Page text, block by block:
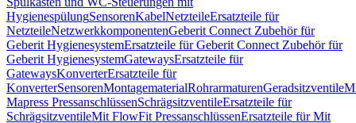
HygienespülungSensorenKabelNetzteileErsatzteile für
NetzteileNetzwerkkomponentenGeberit Connect Zubehör für
Geberit HygienesystemErsatzteile für Geberit Connect Zubehör für
Geberit HygienesystemGatewaysErsatzteile für
GatewaysKonverterErsatzteile für
KonverterSensorenMontagematerialRohrarmaturenGeradsitzventile
Mapress PressanschlüssenSchrägsitzventileErsatzteile für
SchrägsitzventileMit FlowFit PressanschlüssenErsatzteile für Mit